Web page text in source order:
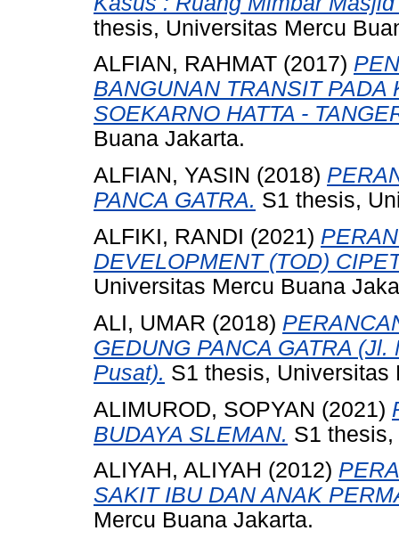
thesis, Universitas Mercu
ALFIAN, RAHMAT (2017)
BANGUNAN TRANSIT
SOEKARNO HATTA -
Buana Jakarta.
ALFIAN, YASIN (2018)
PANCA GATRA. S1 thesis,
ALFIKI, RANDI (2021)
DEVELOPMENT (TOD)
Universitas Mercu Buana
ALI, UMAR (2018)
GEDUNG PANCA GATRA
Pusat). S1 thesis, Universitas
ALIMUROD, SOPYAN (2021)
BUDAYA SLEMAN. S1
ALIYAH, ALIYAH (2012)
SAKIT IBU DAN ANAK
Mercu Buana Jakarta.